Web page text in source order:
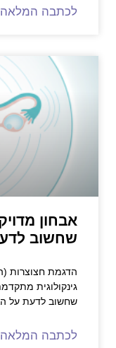
לכתבה
אבחון
שחשוב
הדגמת חצוצרות
גינקולוגית
שחשוב לדעת על
לכתבה